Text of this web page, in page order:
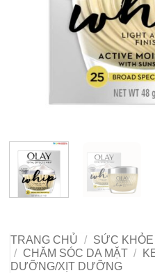
TRANG CHỦ / SỨC
/
CHĂM SÓC DA MẶT /
DƯỠNG/XỊT DƯỠNG